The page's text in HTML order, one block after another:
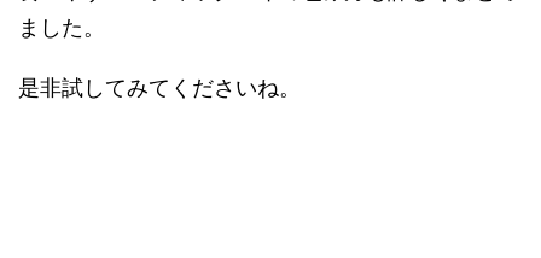
ました。
是非試してみてくださいね。